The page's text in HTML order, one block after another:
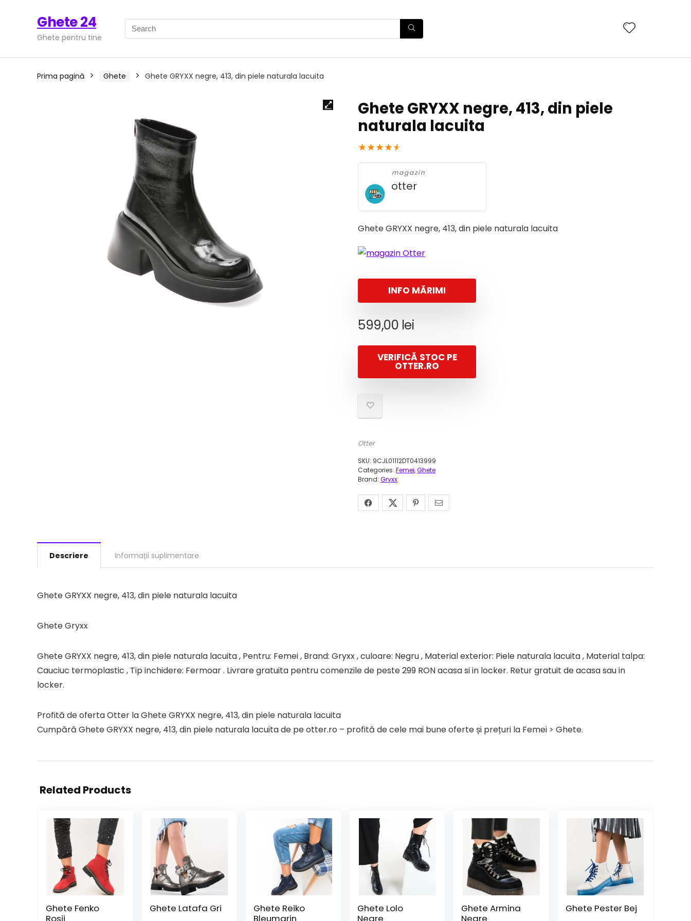
Ghete 24
Ghete pentru tine
Prima pagină Ghete Ghete GRYXX negre, 413, din piele naturala lacuita
Ghete GRYXX negre, 413, din piele
naturala lacuita
★★★★★
magazin
otter
Ghete GRYXX negre, 413, din piele naturala lacuita
INFO MĂRIMI
599,00 lei
VERIFICĂ STOC PE
OTTER.RO
Otter
SKU: 9CJL01112DT0413999
Categories: Femei,Ghete
Brand: Gryxx
Descriere Informații suplimentare
Ghete GRYXX negre, 413, din piele naturala lacuita
Ghete Gryxx
Ghete GRYXX negre, 413, din piele naturala lacuita , Pentru: Femei , Brand: Gryxx , culoare: Negru , Material exterior: Piele naturala lacuita , Material talpa:
Cauciuc termoplastic , Tip inchidere: Fermoar . Livrare gratuita pentru comenzile de peste 299 RON acasa si in locker. Retur gratuit de acasa sau in
locker.
Profită de oferta Otter la Ghete GRYXX negre, 413, din piele naturala lacuita
Cumpără Ghete GRYXX negre, 413, din piele naturala lacuita de pe otter.ro – profită de cele mai bune oferte și prețuri la Femei > Ghete.
Related Products
Ghete Fenko
Rosii
Ghete Latafa Gri
Ghete Reiko
Bleumarin
Ghete Lolo
Negre
Ghete Armina
Negre
Ghete Pester Bej